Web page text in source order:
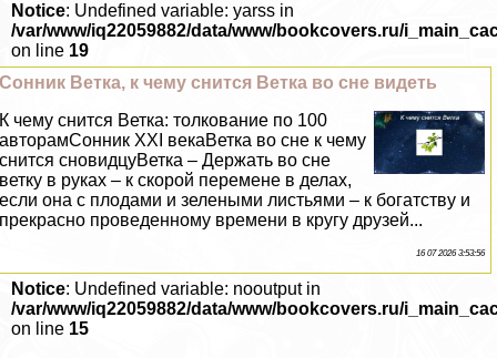
Notice: Undefined variable: yarss in
/var/www/iq22059882/data/www/bookcovers.ru/
on line 19
Сонник Ветка, к чему снится Ветка во сне видеть
К чему снится Ветка: толкование по 100
авторамСонник XXI векаВетка во сне к чему
снится сновидцуВетка – Держать во сне
ветку в руках – к скорой перемене в делах,
если она с плодами и зелеными листьями – к богатству и
прекрасно проведенному времени в кругу друзей...
16 07 2026 3:53:56
Notice: Undefined variable: nooutput in
/var/www/iq22059882/data/www/bookcovers.ru/
on line 15